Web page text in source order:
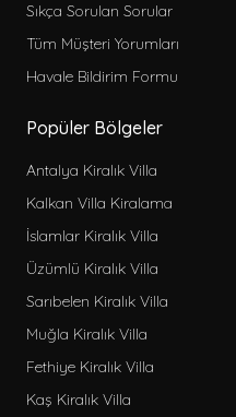
Sıkça Sorulan Sorular
Tüm Müşteri Yorumları
Havale Bildirim Formu
Popüler Bölgeler
Antalya Kiralık Villa
Kalkan Villa Kiralama
İslamlar Kiralık Villa
Üzümlü Kiralık Villa
Sarıbelen Kiralık Villa
Muğla Kiralık Villa
Fethiye Kiralık Villa
Kaş Kiralık Villa